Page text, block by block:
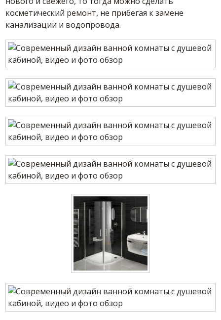
косметический ремонт, не прибегая к замене
канализации и водопровода.